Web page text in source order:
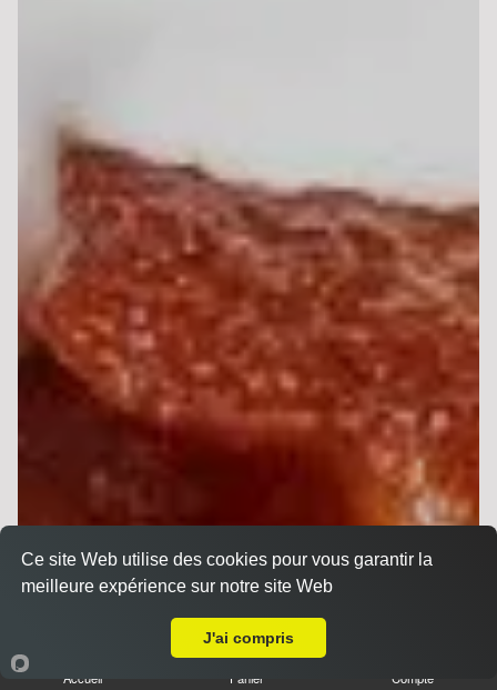
Accueil Panier Compte
Ce site Web utilise des cookies pour vous garantir la
meilleure expérience sur notre site Web
J'ai compris